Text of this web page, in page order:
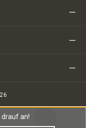
drauf an!